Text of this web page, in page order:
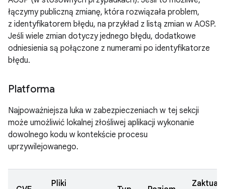
łączymy publiczną zmianę, która rozwiązała problem,
z identyfikatorem błędu, na przykład z listą zmian w AOSP.
Jeśli wiele zmian dotyczy jednego błędu, dodatkowe
odniesienia są połączone z numerami po identyfikatorze
błędu.
Platforma
Najpoważniejsza luka w zabezpieczeniach w tej sekcji
może umożliwić lokalnej złośliwej aplikacji wykonanie
dowolnego kodu w kontekście procesu
uprzywilejowanego.
Pliki